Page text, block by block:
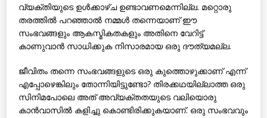
വ്യക്തിയുടെ ഉള്‍ക്കാഴ്ച ഉണ്ടാവണമെന്നില്ല. മറ്റൊരു
തരത്തില്‍ പറഞ്ഞാല്‍ നമ്മള്‍ തന്നെയാണ് ഈ
സംഭവങ്ങളും ആകസ്മികതകളും അതിനെ വേറിട്ട്
കാണുവാന്‍ സാധിക്കുക നിസാരമായ ഒരു ദൗത്യമല്ല.
ജീവിതം തന്നെ സംഭവങ്ങളുടെ ഒരു കുത്തൊഴുക്കാണ് എന്ന്
എപ്പോഴെങ്കിലും തോന്നിയിട്ടുണ്ടോ? തിരക്കഥയില്ലാത്ത ഒരു
സിനിമപോലെ അത് അവ്യക്തതയുടെ വലിയൊരു
കാന്‍വാസില്‍ കളിച്ചു കൊണ്ടിരിക്കുകയാണ്. ഒരു സംഭവവും